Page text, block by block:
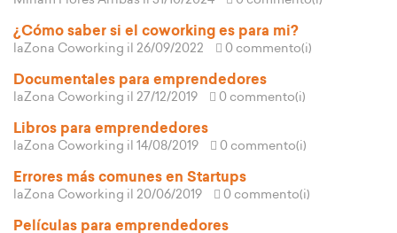
¿Cómo saber si el coworking es para mi?
laZona Coworking il 26/09/2022 0 commento(i)
Documentales para emprendedores
laZona Coworking il 27/12/2019 0 commento(i)
Libros para emprendedores
laZona Coworking il 14/08/2019 0 commento(i)
Errores más comunes en Startups
laZona Coworking il 20/06/2019 0 commento(i)
Películas para emprendedores